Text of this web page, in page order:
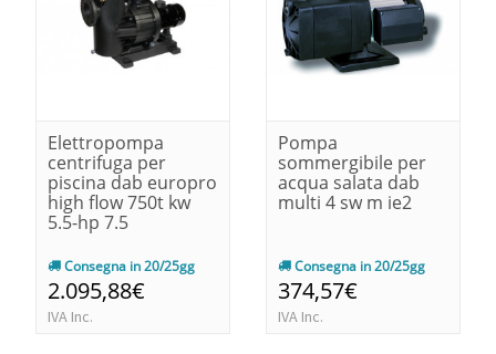
Elettropompa
centrifuga per
piscina dab europro
high flow 750t kw
5.5-hp 7.5
Consegna in 20/25gg
2.095,88€
IVA Inc.
Pompa
sommergibile per
acqua salata dab
multi 4 sw m ie2
Consegna in 20/25gg
374,57€
IVA Inc.